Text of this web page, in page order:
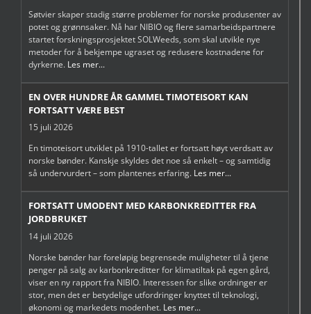
Søtvier skaper stadig større problemer for norske produsenter av
potet og grønnsaker. Nå har NIBIO og flere samarbeidspartnere
startet forskningsprosjektet SOLWeeds, som skal utvikle nye
metoder for å bekjempe ugraset og redusere kostnadene for
dyrkerne. Les mer...
EN OVER HUNDRE ÅR GAMMEL TIMOTEISORT KAN
FORTSATT VÆRE BEST
15 juli 2026
En timoteisort utviklet på 1910-tallet er fortsatt høyt verdsatt av
norske bønder. Kanskje skyldes det noe så enkelt – og samtidig
så undervurdert – som plantenes erfaring. Les mer...
FORTSATT UMODENT MED KARBONKREDITTER FRA
JORDBRUKET
14 juli 2026
Norske bønder har foreløpig begrensede muligheter til å tjene
penger på salg av karbonkreditter for klimatiltak på egen gård,
viser en ny rapport fra NIBIO. Interessen for slike ordninger er
stor, men det er betydelige utfordringer knyttet til teknologi,
økonomi og markedets modenhet. Les mer...